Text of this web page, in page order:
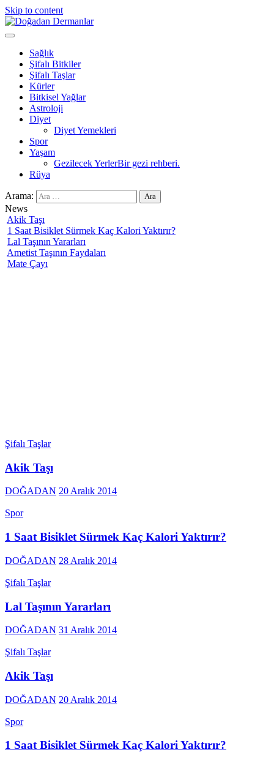
Skip to content
Sağlık
Şifalı Bitkiler
Şifalı Taşlar
Kürler
Bitkisel Yağlar
Astroloji
Diyet
Diyet Yemekleri
Spor
Yaşam
Gezilecek YerlerBir gezi rehberi.
Rüya
Arama:
News
Akik Taşı
1 Saat Bisiklet Sürmek Kaç Kalori Yaktırır?
Lal Taşının Yararları
Ametist Taşının Faydaları
Mate Çayı
Şifalı Taşlar
Akik Taşı
DOĞADAN 20 Aralık 2014
Spor
1 Saat Bisiklet Sürmek Kaç Kalori Yaktırır?
DOĞADAN 28 Aralık 2014
Şifalı Taşlar
Lal Taşının Yararları
DOĞADAN 31 Aralık 2014
Şifalı Taşlar
Akik Taşı
DOĞADAN 20 Aralık 2014
Spor
1 Saat Bisiklet Sürmek Kaç Kalori Yaktırır?